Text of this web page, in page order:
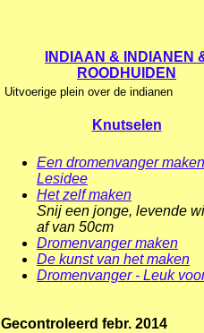
INDIAAN & INDIANEN
ROODHUIDEN
Uitvoerige plein over de indianen
Knutselen
Een dromenvanger
Lesidee
Het zelf maken
Snij een jonge, levende
af van 50cm
Dromenvanger maken
De kunst van het maken
Dromenvanger - Leuk
Gecontroleerd febr. 2014